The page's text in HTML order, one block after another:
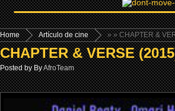
Home »
Artículo de cine » CHAPTER &
CHAPTER & VERSE
Posted by ByAfroTeam